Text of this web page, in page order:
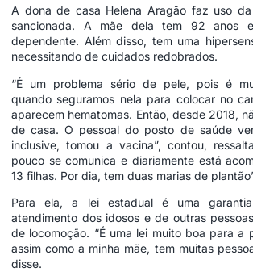
A dona de casa Helena Aragão faz uso
sancionada. A mãe dela tem 92 anos
dependente. Além disso, tem uma
necessitando de cuidados redobrados.
“É um problema sério de pele, pois é
quando seguramos nela para colocar no
aparecem hematomas. Então, desde 2018,
de casa. O pessoal do posto de saúde
inclusive, tomou a vacina”, contou,
pouco se comunica e diariamente está
13 filhas. Por dia, tem duas marias de
Para ela, a lei estadual é uma
atendimento dos idosos e de outras
de locomoção. “É uma lei muito boa para a
assim como a minha mãe, tem muitas
disse.